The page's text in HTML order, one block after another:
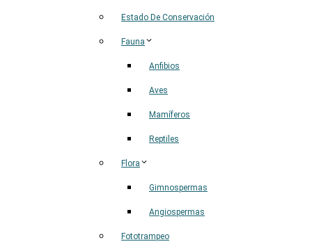
Estado De Conservación
Fauna
Anfibios
Aves
Mamíferos
Reptiles
Flora
Gimnospermas
Angiospermas
Fototrampeo